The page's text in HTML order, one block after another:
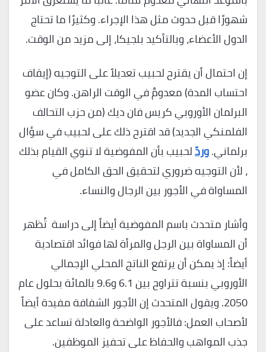
شهورًا قبل حدوث مثل هذا الإجراء. وكثيرًا ما تحتاج
الدول الأعضاء، وبالتأكيد بلجيكا، إلى مزيد من الوقت.
إن احتمال أن يقترح لحبيب تعديلاً على التوجيه (إيقاف
احتساب المدة) معدومٌ في الوقت الراهن. وكان عضو
البرلمان الأوروبي كريس فان ديك (من حزب التحالف
الفلمنكي الجديد) قد اقترح ذلك على لحبيب في سؤال
برلماني.وردّلحبيب بأن المفوضية لا تنوي القيام بذلك
، لأن التوجيه ضروري لتحقيق الحق الكامل في
المساواة في الأجور بين الرجال والنساء.
وأشار متحدث باسم المفوضية أيضاً إلى دراسة تُظهر
أن المساواة بين الرجل والمرأة لها فوائد اقتصادية
أيضاً: إذ يمكن أن يرتفع الناتج المحلي الإجمالي
الأوروبي بنسبة تتراوح بين 6.1 و9.6 بالمائة بحلول عام
2050. ويقول المتحدث إن الأجور الشفافة مفيدة أيضاً
لأصحاب العمل: فالأجور الواضحة والعادلة تساعد على
جذب المواهب والحفاظ على تحفيز الموظفين.